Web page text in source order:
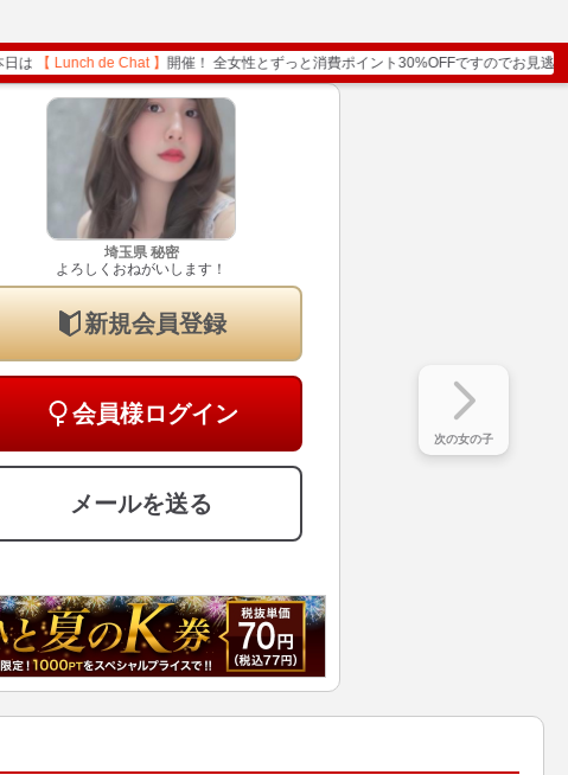
Chat 】開催！ 全女性とずっと消費ポイント30%OFFですのでお見逃しなく！
次の女の子
埼玉県 秘密
よろしくおねがいします！
新規会員登録
会員様ログイン
メールを送る